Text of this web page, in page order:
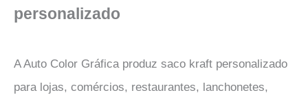
personalizado
A Auto Color Gráfica produz saco kraft personalizado
para lojas, comércios, restaurantes, lanchonetes,